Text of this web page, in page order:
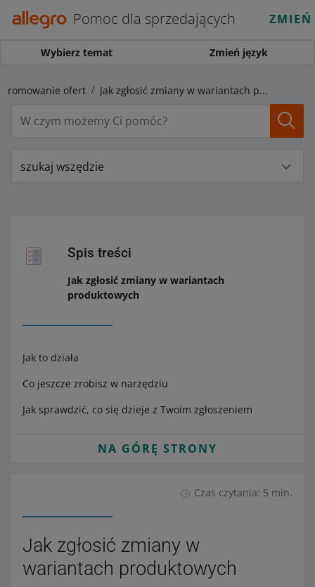
Pomoc dla sprzedających
Wybierz temat Zmień język
Promowanie ofert Jak zgłosić zmiany w wariantach produktowych
szukaj wszędzie
Spis treści
Jak zgłosić zmiany w wariantach
produktowych
Jak to działa
Co jeszcze zrobisz w narzędziu
Jak sprawdzić, co się dzieje z Twoim zgłoszeniem
NA GÓRĘ STRONY
Czas czytania: 5 min.
Jak zgłosić zmiany w
wariantach produktowych